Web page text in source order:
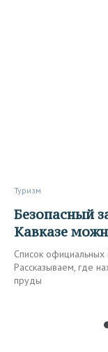
Туризм
Безопасный заплыв: где на Северном
Кавказе
Список
Рассказываем, где
пруды